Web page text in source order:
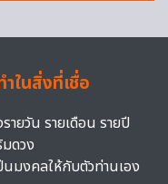
ในสิ่งที่เชื่อ
ายวัน รายเดือน รายปี
ดวง
นมงคลให้กับตัวท่านเอง